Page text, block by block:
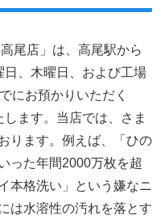
尾店」は、高尾駅から
、木曜日、および工場
にお預かりいただく
ます。当店では、さま
ります。例えば、「ひの
った年間2000万枚を超
本格洗い」という嫌なニ
は水溶性の汚れを落とす